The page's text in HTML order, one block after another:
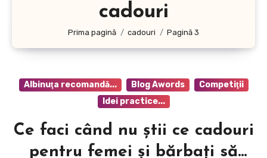
cadouri
Prima pagină cadouri Pagină 3
Albinuţa recomandă... Blog Awords
Competiţii
Idei practice...
Ce faci când nu ştii ce cadouri
pentru femei şi bărbaţi să